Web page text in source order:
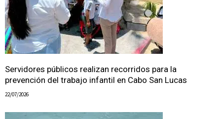
Servidores públicos realizan recorridos para la
prevención del trabajo infantil en Cabo San Lucas
22/07/2026